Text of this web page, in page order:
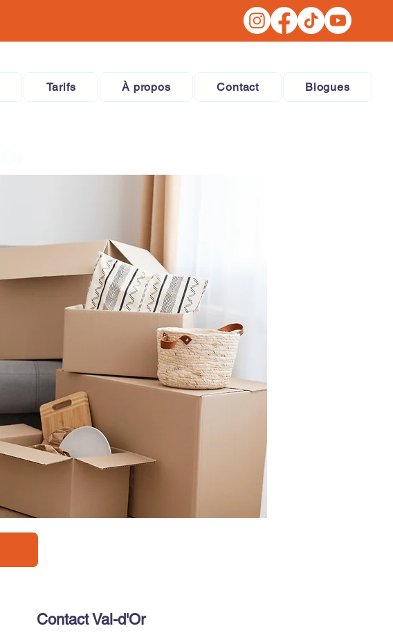
Tarifs À propos Contact Blogues
Contact Val-d'Or